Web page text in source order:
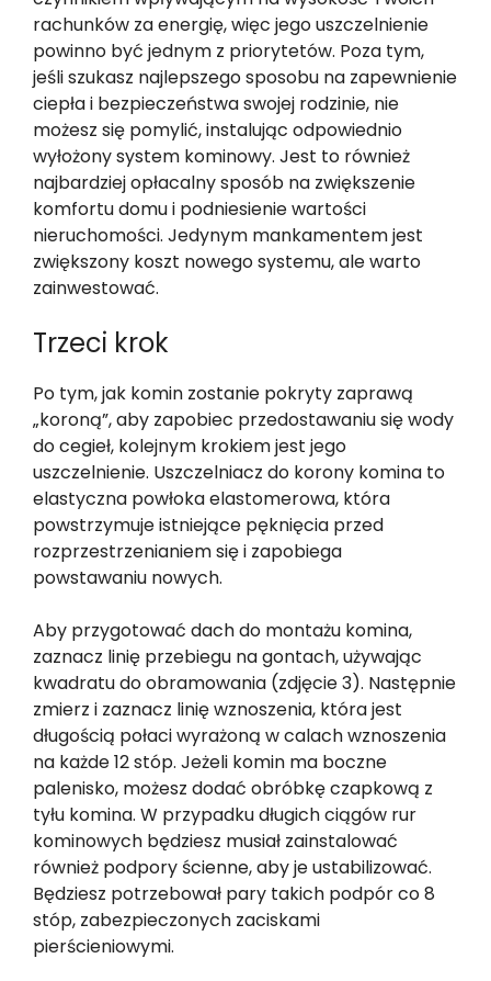
rachunków za energię, więc jego uszczelnienie
powinno być jednym z priorytetów. Poza tym,
jeśli szukasz najlepszego sposobu na zapewnienie
ciepła i bezpieczeństwa swojej rodzinie, nie
możesz się pomylić, instalując odpowiednio
wyłożony system kominowy. Jest to również
najbardziej opłacalny sposób na zwiększenie
komfortu domu i podniesienie wartości
nieruchomości. Jedynym mankamentem jest
zwiększony koszt nowego systemu, ale warto
zainwestować.
Trzeci krok
Po tym, jak komin zostanie pokryty zaprawą
„koroną”, aby zapobiec przedostawaniu się wody
do cegieł, kolejnym krokiem jest jego
uszczelnienie. Uszczelniacz do korony komina to
elastyczna powłoka elastomerowa, która
powstrzymuje istniejące pęknięcia przed
rozprzestrzenianiem się i zapobiega
powstawaniu nowych.
Aby przygotować dach do montażu komina,
zaznacz linię przebiegu na gontach, używając
kwadratu do obramowania (zdjęcie 3). Następnie
zmierz i zaznacz linię wznoszenia, która jest
długością połaci wyrażoną w calach wznoszenia
na każde 12 stóp. Jeżeli komin ma boczne
palenisko, możesz dodać obróbkę czapkową z
tyłu komina. W przypadku długich ciągów rur
kominowych będziesz musiał zainstalować
również podpory ścienne, aby je ustabilizować.
Będziesz potrzebował pary takich podpór co 8
stóp, zabezpieczonych zaciskami
pierścieniowymi.